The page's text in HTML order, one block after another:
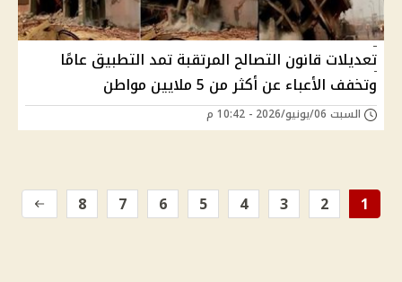
تعديلات قانون التصالح المرتقبة تمد التطبيق عامًا
وتخفف الأعباء عن أكثر من 5 ملايين مواطن
السبت 06/يونيو/2026 - 10:42 م
1
2
3
4
5
6
7
8